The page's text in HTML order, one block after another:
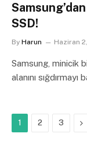
SSD!
By Harun Haziran
Samsung, minicik
alanını sığdırmayı
1 2 3